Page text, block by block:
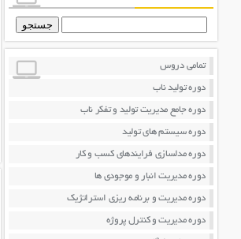
جستجو
تمامی دروس
دوره تولید ناب
دوره جامع مدیریت تولید و تفکر ناب
دوره سیستم های تولید
دوره مدلسازی فرایندهای کسب و کار
دوره مدیریت انبار و موجودی ها
دوره مدیریت و برنامه ریزی استراتژیک
دوره مدیریت و کنترل پروژه